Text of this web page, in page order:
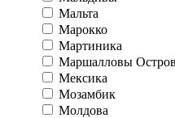
Мальта
Марокко
Мартиника
Маршалловы
Мексика
Мозамбик
Молдова